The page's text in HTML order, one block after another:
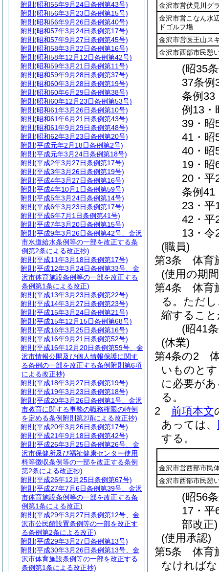
金沢市営伏見川グ
金沢市営こなん水
ドゴルフ場
金沢市営医王山ス
金沢市西部市民憩
(昭35
37条例
条例33
例13・
39・昭
41・昭
40・昭
19・昭
20・平
条例41
23・平
42・平
13・令
(職員)
第3条
体育
(使用の期
第4条
体育
る。 ただ
縮するこ
(昭41
(休業)
第4条の2
いものと
に必要が
る。
2
前項本文
あっては、
する。
金沢市営西部市民
金沢市西部市民憩
(昭56
17・平
部改正)
(使用承認)
第5条
体育
なければ
附則 (昭和55年9月24日条例第43号)
附則 (昭和56年3月23日条例第15号)
附則 (昭和56年9月26日条例第40号)
附則 (昭和57年3月24日条例第17号)
附則 (昭和57年9月27日条例第45号)
附則 (昭和58年3月22日条例第16号)
附則 (昭和58年12月12日条例第42号)
附則 (昭和59年3月21日条例第11号)
附則 (昭和59年9月28日条例第37号)
附則 (昭和60年3月28日条例第19号)
附則 (昭和60年6月29日条例第38号)
附則 (昭和60年12月23日条例第53号)
附則 (昭和61年3月26日条例第10号)
附則 (昭和61年6月21日条例第43号)
附則 (昭和61年9月29日条例第48号)
附則 (昭和62年3月23日条例第20号)
附則 (平成元年2月18日条例第2号)
附則 (平成元年3月24日条例第18号)
附則 (平成2年3月27日条例第17号)
附則 (平成3年3月26日条例第19号)
附則 (平成4年3月27日条例第16号)
附則 (平成4年10月1日条例第59号)
附則 (平成5年3月24日条例第14号)
附則 (平成6年3月23日条例第17号)
附則 (平成6年7月1日条例第41号)
附則 (平成7年3月20日条例第15号)
附則 (平成9年3月26日条例第42号、金沢
市水道給水条例等の一部を改正する条
例第2条による改正抄)
附則 (平成11年3月18日条例第17号)
附則 (平成12年3月24日条例第33号、金
沢市体育施設条例等の一部を改正する
条例第1条による改正)
附則 (平成13年3月23日条例第22号)
附則 (平成14年3月27日条例第23号)
附則 (平成15年3月24日条例第21号)
附則 (平成15年12月15日条例第68号)
附則 (平成16年3月25日条例第16号)
附則 (平成16年9月21日条例第52号)
附則 (平成16年12月20日条例第59号、金
沢市情報公開及び個人情報保護に関す
る条例の一部を改正する条例附則第6項
による改正抄)
附則 (平成18年3月27日条例第19号)
附則 (平成19年3月23日条例第18号)
附則 (平成20年3月26日条例第1号、金沢
市教育に関する事務の職務権限の特例
を定める条例附則第2項による改正抄)
附則 (平成20年3月26日条例第17号)
附則 (平成21年9月18日条例第42号)
附則 (平成26年3月25日条例第26号、金
沢市保健所及び福祉健康センター使用
料等徴収条例等の一部を改正する条例
第2条による改正抄)
附則 (平成26年12月25日条例第67号)
附則 (平成27年7月6日条例第39号、金沢
市体育施設条例等の一部を改正する条
例第1条による改正)
附則 (平成29年3月27日条例第12号、金
沢市公民館設置条例等の一部を改正す
る条例第2条による改正)
附則 (平成29年3月27日条例第13号)
附則 (平成30年3月26日条例第13号、金
沢市体育施設条例等の一部を改正する
条例第1条による改正抄)